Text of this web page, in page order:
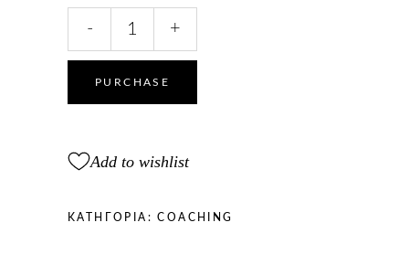
ΒΑΣΑΝΙΖΕΣΤΕ
ΓΙΑ
ΜΙΚΡΟΠΡΑΓΜΑΤΑ
ΓΙΑΤΙ
ΜΙΚΡΟΠΡΑΓΜΑΤΑ
- +
PURCHASE
Add to wishlist
ΚΑΤΗΓΟΡΊΑ:COACHING